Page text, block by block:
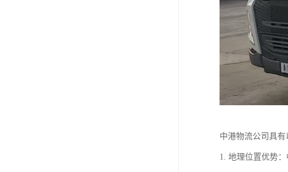
中港物流公司具有
1. 地理位置优势